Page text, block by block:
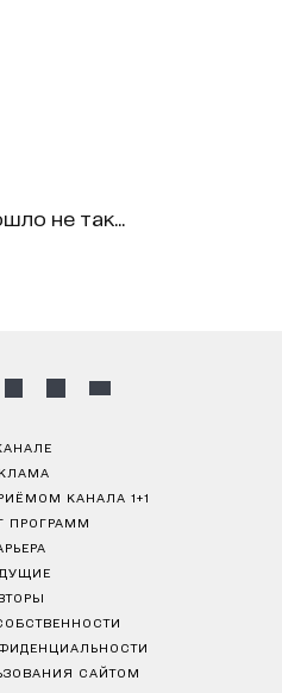
не так...
КАНАЛА 1+1
ПРОГРАММ
САЙТОМ